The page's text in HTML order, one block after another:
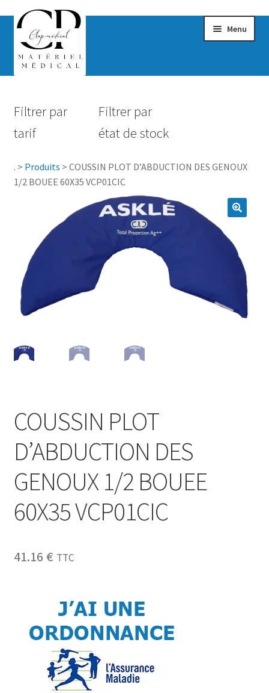
Menu
Hygiène
Accessoires Salle de bain
Vêtements & Chaussures
Pro.
Filtrer par
tarif
Filtrer par
état de stock
. > Produits > COUSSIN PLOT D’ABDUCTION DES GENOUX
1/2 BOUEE 60X35 VCP01CIC
COUSSIN PLOT
D’ABDUCTION DES
GENOUX 1/2 BOUEE
60X35 VCP01CIC
41.16 € TTC